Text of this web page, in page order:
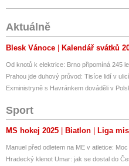
Aktuálně
Blesk Vánoce Kalendář svátků
Od knotů k elektrice: Brno připomíná 245
Prahou jde duhový průvod: Tisíce lidí v
Exministryně s Havránkem dováděli v
Sport
MS hokej 2025 Biatlon Liga
Manuel před odletem na ME v atletice:
Hradecký klenot Umar: jak se dostal do